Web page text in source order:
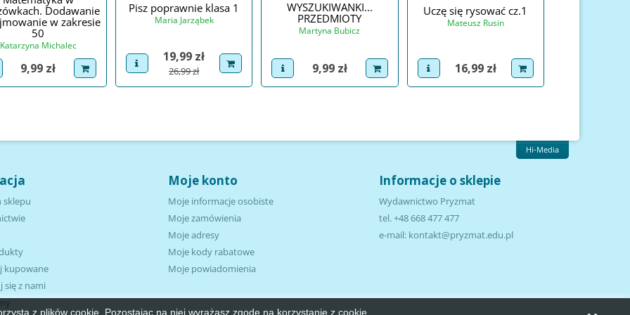
z plików cookie. Pozostając na niej wyrażasz zgodę na korzystanie z cookie.
Dodawanie
w zakresie
50
Katarzyna Michalec
product
Cena
9,99 zł dodaj do koszyka
Pisz poprawnie klasa 1
Maria Jarząbek
view product
Cena
19,99 zł
Cena podstawowa
26,99 zł
dodaj do koszyka
WYSZUKIWANKI...
PRZEDMIOTY
Martyna Bubicz
view product
Cena
9,99 zł dodaj do koszyka
Uczę się rysować cz.1
Mateusz Rusin
view product
Cena
16,99 zł dodaj do koszyka
Hi-Media
sklepu
kupowane
się z nami
Moje konto
Moje informacje osobiste
Moje zamówienia
Moje adresy
Moje kody rabatowe
Moje powiadomienia
Informacje o sklepie
Wydawnictwo Pryzmat
tel.+48 668 477 477
e-mail: kontakt@pryzmat.edu.pl